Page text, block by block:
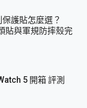
護貼怎麼選？
貼與軍規防摔殼完
5 開箱 評測